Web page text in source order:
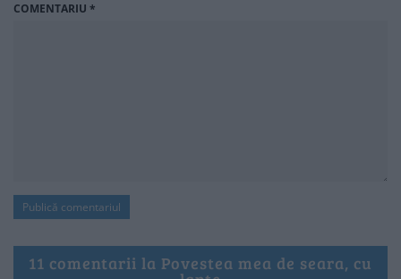
COMENTARIU *
11 comentarii la Povestea mea de seara, cu